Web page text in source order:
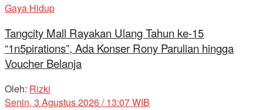
Gaya Hidup
Tangcity Mall Rayakan Ulang Tahun ke-15
“1n5pirations”, Ada Konser Rony Parulian hingga
Voucher Belanja
Oleh: Rizki
Senin, 3 Agustus 2026 / 13:07 WIB